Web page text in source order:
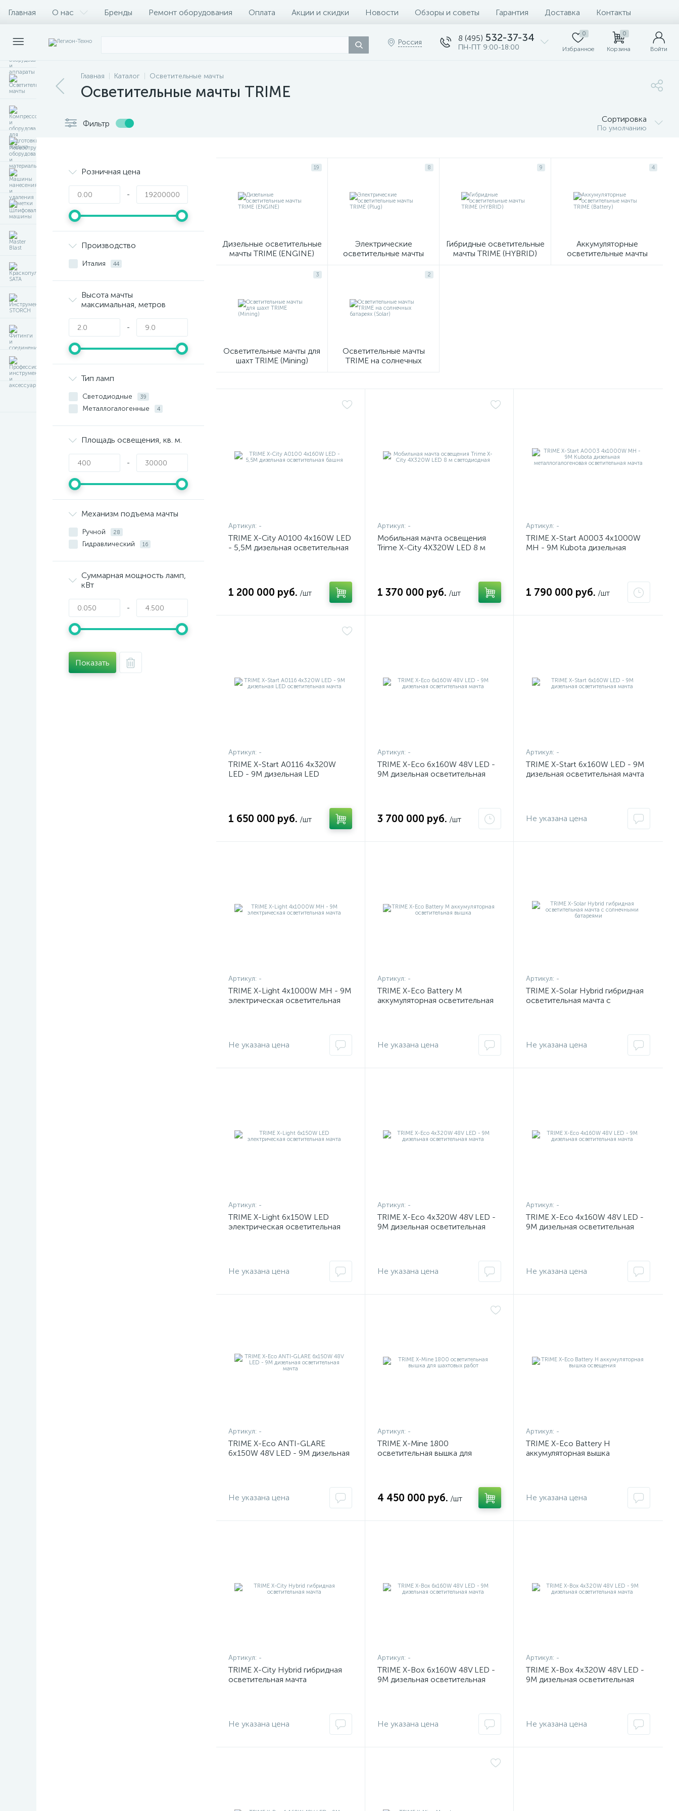
Главная О нас Бренды Ремонт оборудования Оплата Акции и скидки Новости Обзоры и советы Гарантия Доставка Контакты
Россия 8 (495) 532-37-34
ПН-ПТ 9:00-18:00
0
Избранное
0
Корзина Войти
Главная Каталог Осветительные мачты
Осветительные мачты TRIME
Фильтр Сортировка
По умолчанию
Розничная цена
-
Производство
Италия 44
Высота мачты
максимальная, метров
-
Тип ламп
Светодиодные 39
Металлогалогенные 4
Площадь освещения, кв. м.
-
Механизм подъема мачты
Ручной 28
Гидравлический 16
Суммарная мощность ламп,
кВт
-
Показать
19
Дизельные осветительные
мачты TRIME (ENGINE)
8
Электрические
осветительные мачты
9
Гибридные осветительные
мачты TRIME (HYBRID)
4
Аккумуляторные
осветительные мачты
3
Осветительные мачты для
шахт TRIME (Mining)
2
Осветительные мачты
TRIME на солнечных
Артикул: -
TRIME X-City A0100 4x160W LED
- 5,5M дизельная осветительная
1 200 000 руб. /шт
Артикул: -
Мобильная мачта освещения
Trime X-City 4X320W LED 8 м
1 370 000 руб. /шт
Артикул: -
TRIME X-Start A0003 4x1000W
MH - 9M Kubota дизельная
1 790 000 руб. /шт
Артикул: -
TRIME X-Start A0116 4x320W
LED - 9M дизельная LED
1 650 000 руб. /шт
Артикул: -
TRIME X-Eco 6x160W 48V LED -
9M дизельная осветительная
3 700 000 руб. /шт
Артикул: -
TRIME X-Start 6x160W LED - 9M
дизельная осветительная мачта
Не указана цена
Артикул: -
TRIME X-Light 4x1000W MH - 9M
электрическая осветительная
Не указана цена
Артикул: -
TRIME X-Eco Battery M
аккумуляторная осветительная
Не указана цена
Артикул: -
TRIME X-Solar Hybrid гибридная
осветительная мачта с
Не указана цена
Артикул: -
TRIME X-Light 6x150W LED
электрическая осветительная
Не указана цена
Артикул: -
TRIME X-Eco 4x320W 48V LED -
9M дизельная осветительная
Не указана цена
Артикул: -
TRIME X-Eco 4x160W 48V LED -
9M дизельная осветительная
Не указана цена
Артикул: -
TRIME X-Eco ANTI-GLARE
6x150W 48V LED - 9M дизельная
Не указана цена
Артикул: -
TRIME X-Mine 1800
осветительная вышка для
4 450 000 руб. /шт
Артикул: -
TRIME X-Eco Battery H
аккумуляторная вышка
Не указана цена
Артикул: -
TRIME X-City Hybrid гибридная
осветительная мачта
Не указана цена
Артикул: -
TRIME X-Box 6x160W 48V LED -
9M дизельная осветительная
Не указана цена
Артикул: -
TRIME X-Box 4x320W 48V LED -
9M дизельная осветительная
Не указана цена